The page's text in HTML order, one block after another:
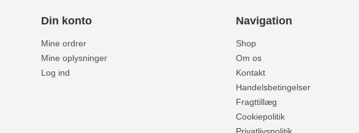
Din konto
Mine ordrer
Mine oplysninger
Log ind
Navigation
Shop
Om os
Kontakt
Handelsbetingelser
Fragttillæg
Cookiepolitik
Privatlivspolitik